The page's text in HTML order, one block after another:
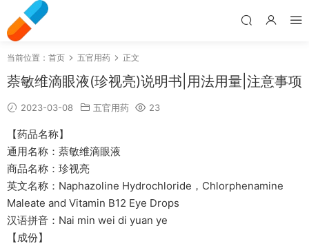
当前位置： 首页 五官用药 正文
萘敏维滴眼液(珍视亮)说明书|用法用量|注意事项
2023-03-08 五官用药 23
【药品名称】
通用名称：萘敏维滴眼液
商品名称：珍视亮
英文名称：Naphazoline Hydrochloride，Chlorphenamine
Maleate and Vitamin B12 Eye Drops
汉语拼音：Nai min wei di yuan ye
【成份】